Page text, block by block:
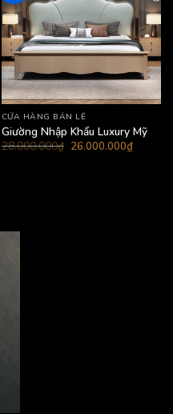
CỬA HÀNG BÁN LẺ
Giường Nhập Khẩu Luxury Mỹ
28.000.000₫ Giá
26.000.000₫Giá
hiện